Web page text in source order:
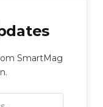
SmartMag